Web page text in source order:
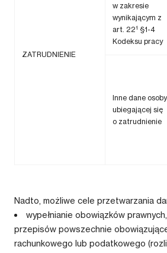
ZATRUDNIENIE
w zakresie
wynikającym z
art. 221 §1-4
Kodeksu pracy
Inne dane osoby
ubiegającej się
o zatrudnienie
Nadto, możliwe cele przetwarzania
wypełnianie obowiązków
przepisów powszechnie
rachunkowego lub podatkowego